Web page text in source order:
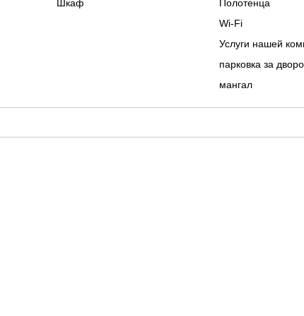
Шкаф
Полотенца
Wi-Fi
Услуги нашей
парковка за
мангал